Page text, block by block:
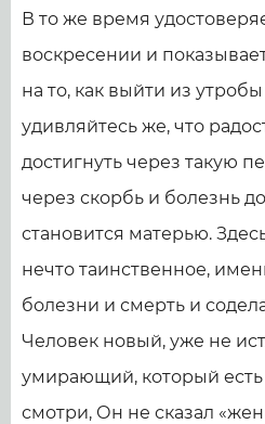
В то же время
воскресении и
на то, как выйти из
удивляйтесь же, что
достигнуть через такую
через скорбь и болезнь
становится матерью.
нечто таинственное,
болезни и смерть и
Человек новый, уже не
умирающий, который есть
смотри, Он не сказал